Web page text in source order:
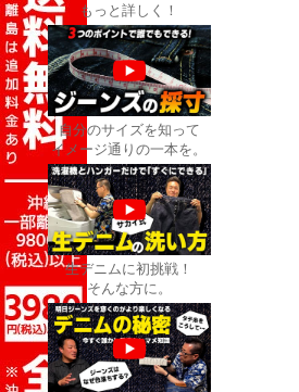
もっと詳しく！
自分のサイズを知って
イメージ通りの一本を。
生デニムに初挑戦！
そんな方に。